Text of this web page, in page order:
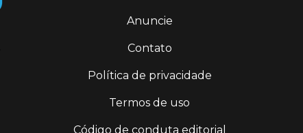
Anuncie
Contato
Política de privacidade
Termos de uso
Código de conduta editorial